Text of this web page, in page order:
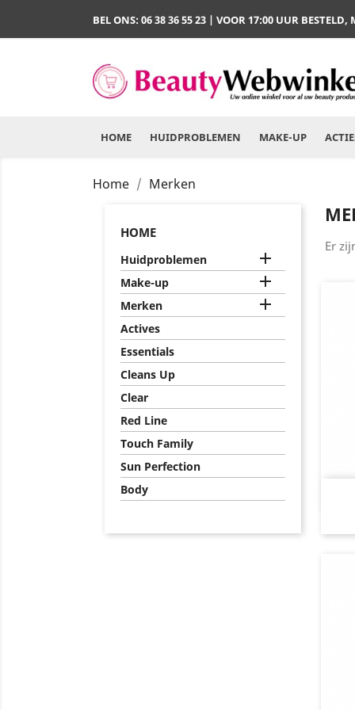
BEL ONS: 06 38 36 55 23 | VOOR 17:00 UUR
HOME HUIDPROBLEMEN MAKE-UP
Home Merken
HOME
Huidproblemen 
Make-up 
Merken 
Actives
Essentials
Cleans Up
Clear
Red Line
Touch Family
Sun Perfection
Body
Er